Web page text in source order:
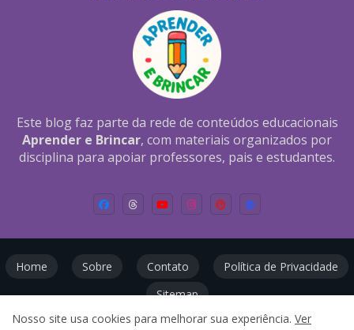
Este blog faz parte da rede de conteúdos educacionais
Aprender e Brincar, com materiais organizados por
disciplina para apoiar professores, pais e estudantes.
Home Sobre Contato
Política de Privacidade
Sitemap
Todos os direitos reservados ©
Nosso site usa cookies para melhorar sua experiência. Ver